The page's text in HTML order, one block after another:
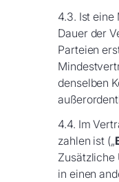
4.3. Ist
Dauer der
Parteien
denselben
4.4. Im
zahlen ist („
Zusätzliche
in einen